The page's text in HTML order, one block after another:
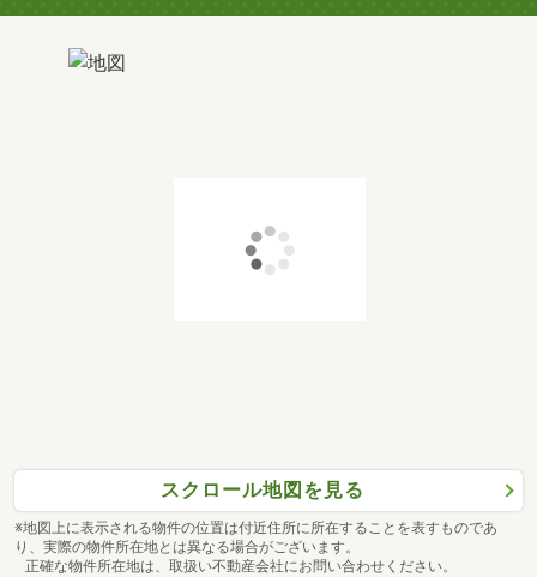
スクロール地図を見る
※地図上に表示される物件の位置は付近住所に所在することを表すものであ
り、実際の物件所在地とは異なる場合がございます。
正確な物件所在地は、取扱い不動産会社にお問い合わせください。